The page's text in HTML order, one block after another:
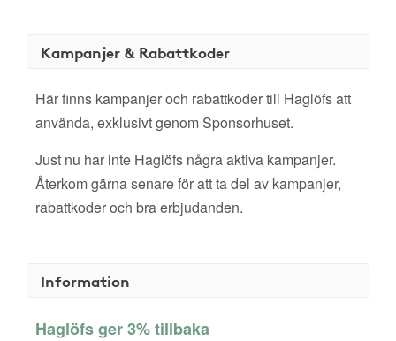
Kampanjer & Rabattkoder
Här finns kampanjer och rabattkoder till Haglöfs att
använda, exklusivt genom Sponsorhuset.
Just nu har inte Haglöfs några aktiva kampanjer.
Återkom gärna senare för att ta del av kampanjer,
rabattkoder och bra erbjudanden.
Information
Haglöfs ger 3% tillbaka